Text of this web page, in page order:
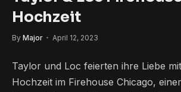
Hochzeit
By Major April 12, 2023
Taylor und Loc feierten ihre Liebe
Hochzeit im Firehouse Chicago,